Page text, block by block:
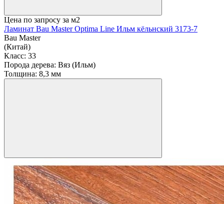
Цена по запросу за м2
Ламинат Bau Master Optima Line Ильм кёльнский 3173-7
Bau Master
(Китай)
Класс: 33
Порода дерева: Вяз (Ильм)
Толщина: 8,3 мм